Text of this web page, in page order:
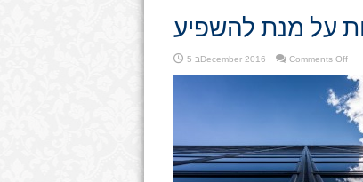
על מנת להשפיע
5 בDecember 2016 Comments Offon
על
מנת